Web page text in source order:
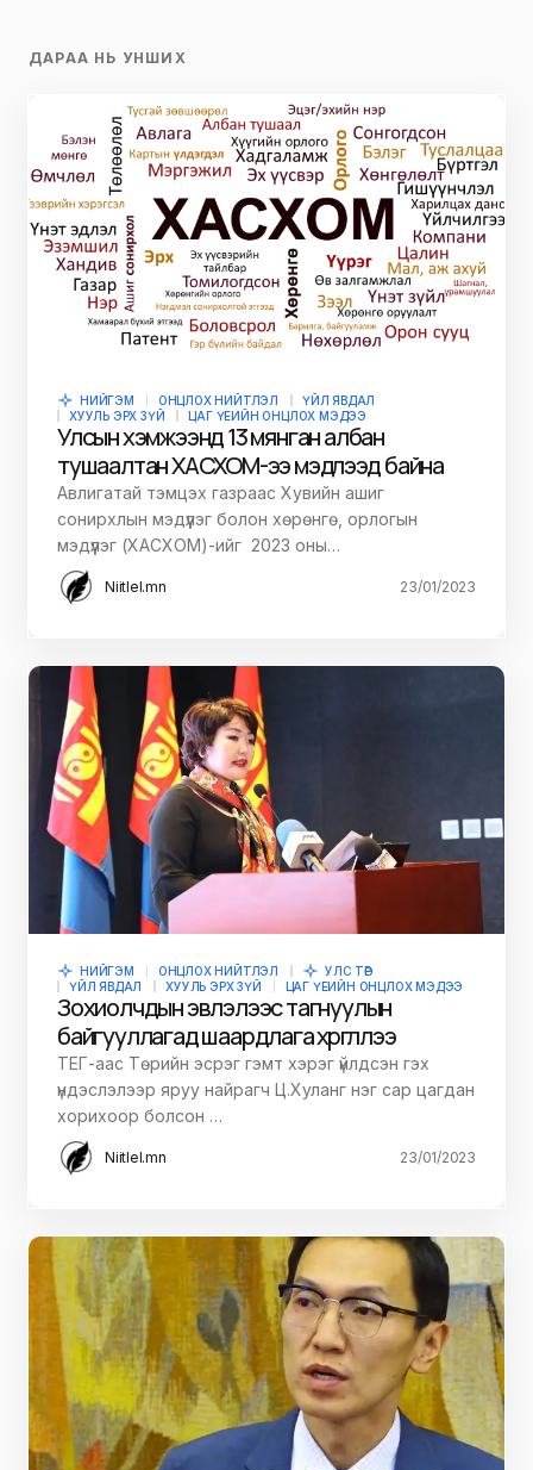
ДАРАА НЬ УНШИХ
НИЙГЭМ ОНЦЛОХ НИЙТЛЭЛ
ҮЙЛ ЯВДАЛ
ХУУЛЬ ЭРХ ЗҮЙ
ЦАГ ҮЕИЙН ОНЦЛОХ МЭДЭЭ
Улсын хэмжээнд 13 мянган албан
тушаалтан ХАСХОМ-ээ мэдүүлээд байна
Авлигатай тэмцэх газраас Хувийн ашиг
сонирхлын мэдүүлэг болон хөрөнгө, орлогын
мэдүүлэг (ХАСХОМ)-ийг 2023 оны…
Niitlel.mn 23/01/2023
НИЙГЭМ ОНЦЛОХ НИЙТЛЭЛ
УЛС ТӨР
ҮЙЛ ЯВДАЛ
ХУУЛЬ ЭРХ ЗҮЙ ЦАГ ҮЕИЙН ОНЦЛОХ МЭДЭЭ
Зохиолчдын эвлэлээс тагнуулын
байгууллагад шаардлага хүргүүллээ
ТЕГ-аас Төрийн эсрэг гэмт хэрэг үйлдсэн гэх
үндэслэлээр яруу найрагч Ц.Хуланг нэг сар цагдан
хорихоор болсон …
Niitlel.mn 23/01/2023